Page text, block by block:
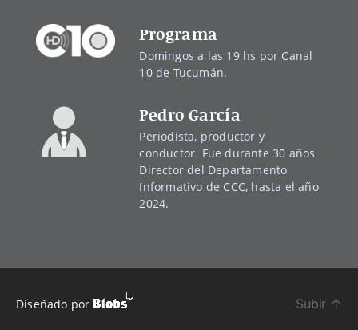
Programa
Domingos a las 19 hs por Canal
10 de Tucumán.
Pedro García
Periodista, productor y
conductor. Fue durante 30 años
Director del Departamento
Informativo de CCC, hasta el año
2024.
Diseñado por Subir ↑